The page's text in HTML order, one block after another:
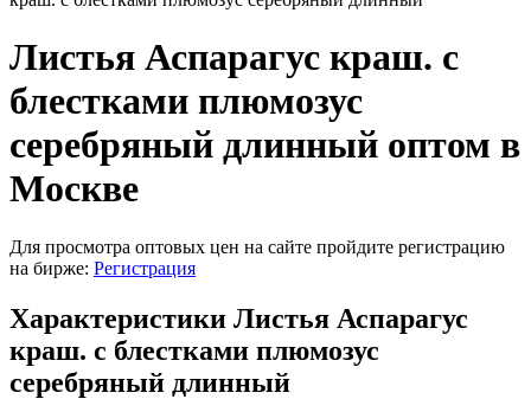
Листья Аспарагус краш. с
блестками плюмозус
серебряный длинный оптом в
Москве
Для просмотра оптовых цен на сайте пройдите регистрацию
на бирже: Регистрация
Характеристики Листья Аспарагус
краш. с блестками плюмозус
серебряный длинный